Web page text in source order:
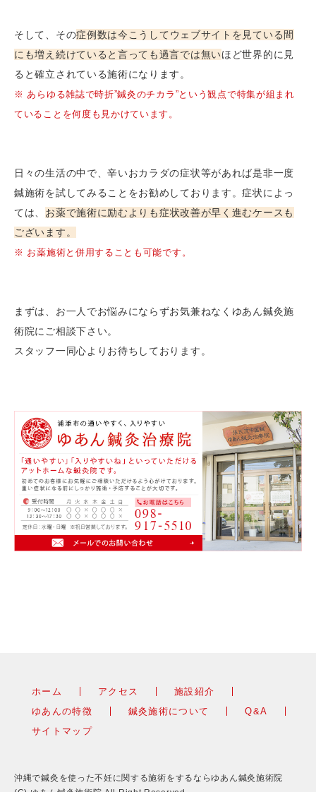
そして、その症例数は今こうしてウェブサイトを見ている間
にも増え続けていると言っても過言では無いほど世界的に見
ると確立されている施術になります。
※ あらゆる雑誌で時折”鍼灸のチカラ”という観点で特集が組まれ
ていることを何度も見かけています。
日々の生活の中で、辛いおカラダの症状等があれば是非一度
鍼施術を試してみることをお勧めしております。症状によっ
ては、 お薬で施術に励むよりも症状改善が早く進むケースも
ございます。
※ お薬施術と併用することも可能です。
まずは、お一人でお悩みにならずお気兼ねなくゆあん鍼灸施
術院にご相談下さい。
スタッフ一同心よりお待ちしております。
ホーム アクセス
施設紹介
ゆあんの特徴
鍼灸施術について
Q&A
サイトマップ
沖縄で鍼灸を使った不妊に関する施術をするならゆあん鍼灸施術院